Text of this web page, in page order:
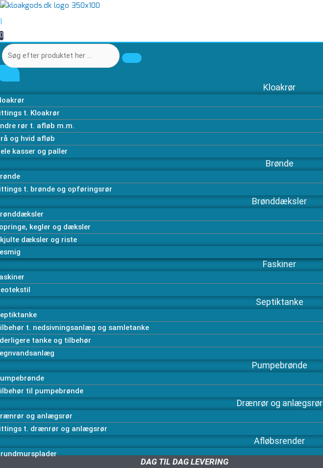
Gå
til
indholdet
|
0
Søg
produktet
her
…
Kloakrør
t. Kloakrør
rør t. afløb m.m.
og hvid afløb
kasser og paller
Brønde
t. brønde og opføringsrør
Brønddæksler
kegler og dæksler
dæksler og riste
Faskiner
Septiktanke
t. nedsivningsanlæg og samletanke
tanke og tilbehør
Pumpebrønde
til pumpebrønde
Drænrør og anlægsrør
og anlægsrør
t. drænrør og anlægsrør
Afløbsrender
DAG TIL DAG LEVERING
Søg
produktet
her
…
PE-
mm
100m
PN10
Kobling
mm
antal
PE-
mm
50m
PN10